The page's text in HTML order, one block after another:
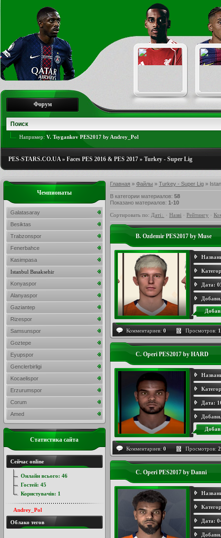
Форум
Например: V. Tsygankov PES2017 by Andrey_Pol
PES-STARS.CO.UA» Faces PES 2016 & PES 2017 » Turkey - Super Lig
Главная » Файлы » Turkey - Super Lig »
В категории материалов: 58
Показано материалов: 1-10
Сортировать по: Даті · Назві · Рейтингу ·
B. Ozdemir PES2017 by Muse
Дата:
Комментариев: 0 Просмотров:
C. Operi PES2017 by HARD
Дата:
Комментариев: 0 Просмотров:
C. Operi PES2017 by Danni
Дата:
Чемпионаты
Galatasaray
Besiktas
Trabzonspor
Fenerbahce
Kasimpasa
Istanbul Basaksehir
Konyaspor
Alanyaspor
Gaziantep
Rizespor
Samsunspor
Goztepe
Eyupspor
Genclerbirligi
Kocaelispor
Erzurumspor
Corum
Amed
Статистика сайта
Сейчас online
Онлайн всього: 46
Гостей: 45
Користувачів: 1
Andrey_Pol
Облако тегов